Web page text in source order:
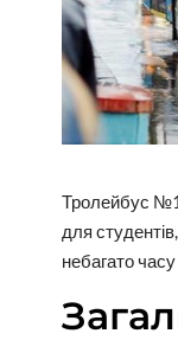
Тролейбус
для
небагато часу